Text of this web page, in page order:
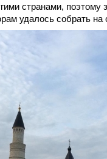
странами, поэтому
удалось собрать